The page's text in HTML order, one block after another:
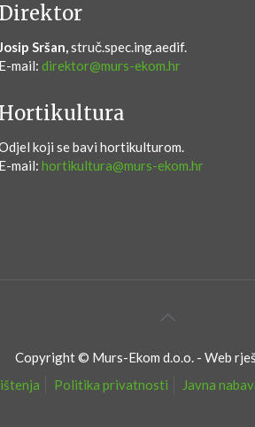
Direktor
Sršan,struč.spec.ing.aedif.
E-mail: direktor@murs-ekom.hr
Hortikultura
koji se bavi hortikulturom.
E-mail: hortikultura@murs-ekom.hr
Copyright © Murs-Ekom d.o.o. - Web
Politika privatnosti Javna